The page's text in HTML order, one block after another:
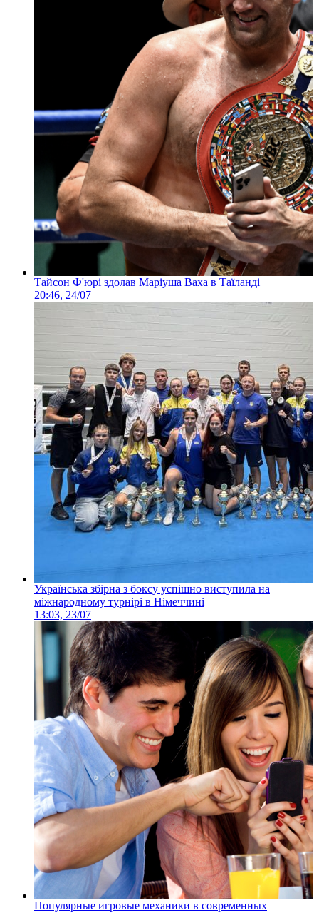
Тайсон Ф'юрі здолав Маріуша Ваха в Таїланді
20:46, 24/07
Українська збірна з боксу успішно виступила на
міжнародному турнірі в Німеччині
13:03, 23/07
Популярные игровые механики в современных